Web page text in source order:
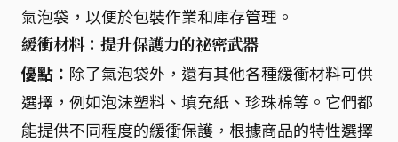
氣泡袋，以便於包裝作業和庫存管理。
緩衝材料：提升保護力的祕密武器
優點： 除了氣泡袋外，還有其他各種緩衝材料可供
選擇，例如泡沫塑料、填充紙、珍珠棉等。它們都
能提供不同程度的緩衝保護，根據商品的特性選擇